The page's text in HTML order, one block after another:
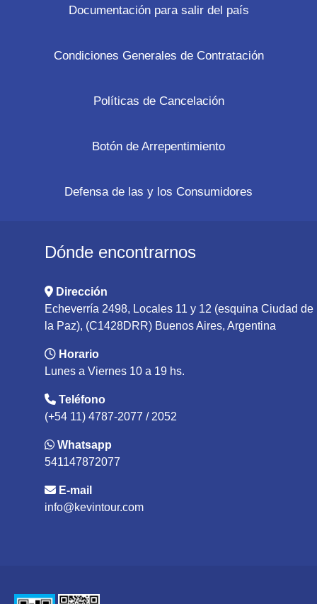
Documentación para salir del país
Condiciones Generales de Contratación
Políticas de Cancelación
Botón de Arrepentimiento
Defensa de las y los Consumidores
Dónde encontrarnos
Dirección
Echeverría 2498, Locales 11 y 12 (esquina Ciudad de
la Paz), (C1428DRR) Buenos Aires, Argentina
Horario
Lunes a Viernes 10 a 19 hs.
Teléfono
(+54 11) 4787-2077 / 2052
Whatsapp
541147872077
E-mail
info@kevintour.com